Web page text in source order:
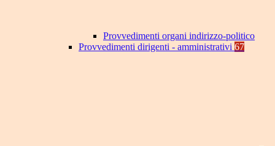
Provvedimenti organi indirizzo-politico
Provvedimenti dirigenti - amministrativi 67